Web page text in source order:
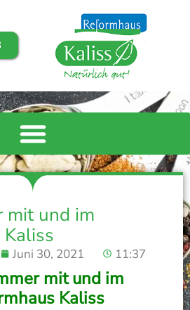
mit und im
Juni 30, 2021 11:37
mit und im
Kaliss